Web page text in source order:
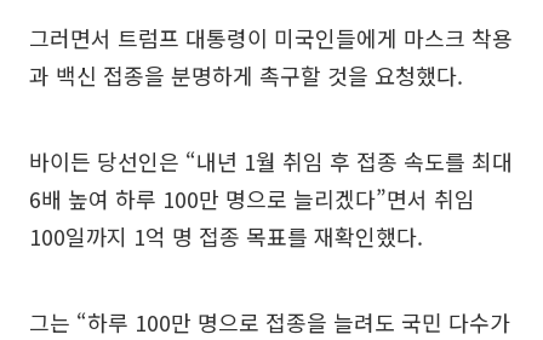
그러면서 트럼프 대통령이 미국인들에게 마스크 착용
과 백신 접종을 분명하게 촉구할 것을 요청했다.
바이든 당선인은 “내년 1월 취임 후 접종 속도를 최대
6배 높여 하루 100만 명으로 늘리겠다”면서 취임
100일까지 1억 명 접종 목표를 재확인했다.
그는 “하루 100만 명으로 접종을 늘려도 국민 다수가